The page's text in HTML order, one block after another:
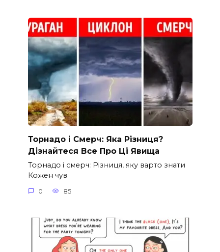
Торнадо і Смерч: Яка Різниця?
Дізнайтеся Все Про Ці Явища
Торнадо і смерч: Різниця, яку варто знати
Кожен чув
0 85